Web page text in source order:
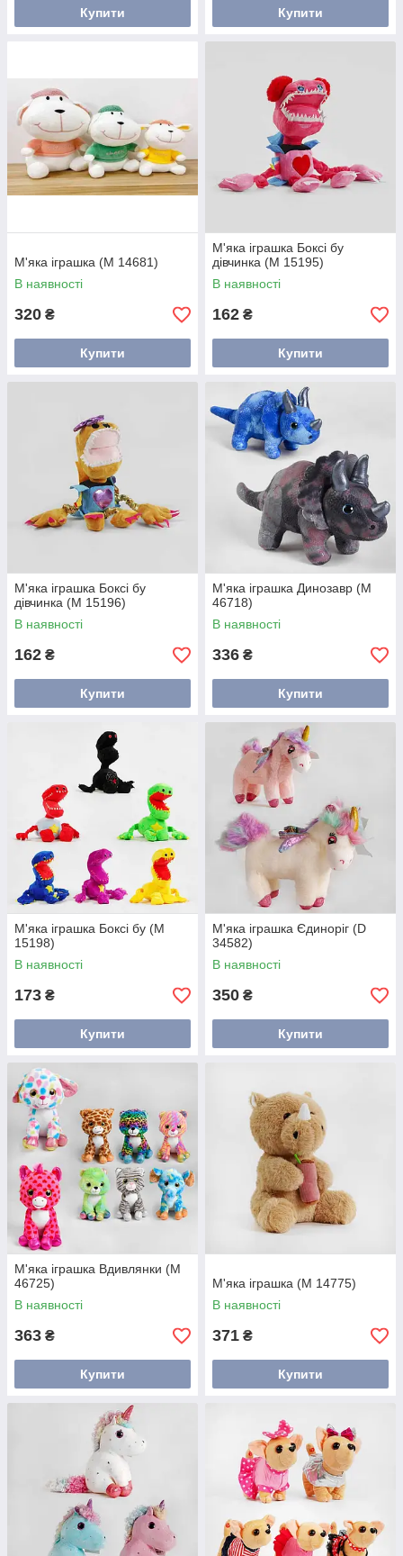
Купити Купити
М'яка іграшка (M 14681)
В наявності
320 ₴
Купити
М'яка іграшка Боксі бу
дівчинка (M 15195)
В наявності
162 ₴
Купити
М'яка іграшка Боксі бу
дівчинка (M 15196)
В наявності
162 ₴
Купити
М'яка іграшка Динозавр (M
46718)
В наявності
336 ₴
Купити
М'яка іграшка Боксі бу (M
15198)
В наявності
173 ₴
Купити
М'яка іграшка Єдиноріг (D
34582)
В наявності
350 ₴
Купити
М'яка іграшка Вдивлянки (М
46725)
В наявності
363 ₴
Купити
М'яка іграшка (M 14775)
В наявності
371 ₴
Купити